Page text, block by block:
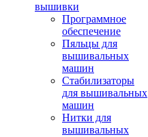
вышивки
Программное
обеспечение
Пяльцы для
вышивальных
машин
Стабилизаторы
для вышивальных
машин
Нитки для
вышивальных